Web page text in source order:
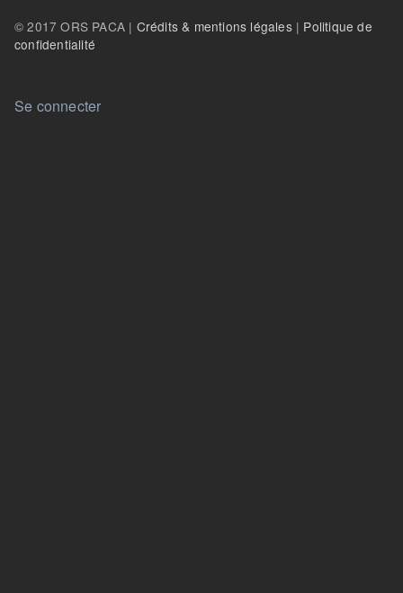
© 2017 ORS PACA | Crédits & mentions légales| Politique de
confidentialité
User account menu
Se connecter